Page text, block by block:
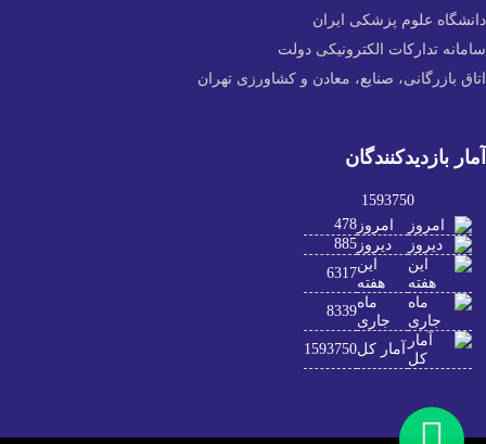
دانشگاه علوم پزشکی ایران
سامانه تدارکات الکترونیکی دولت
اتاق بازرگانی، صنایع، معادن و کشاورزی تهران
آمار بازدیدکنندگان
1593750
امروز 478
دیروز 885
این
هفته
6317
ماه
جاری
8339
آمار کل1593750